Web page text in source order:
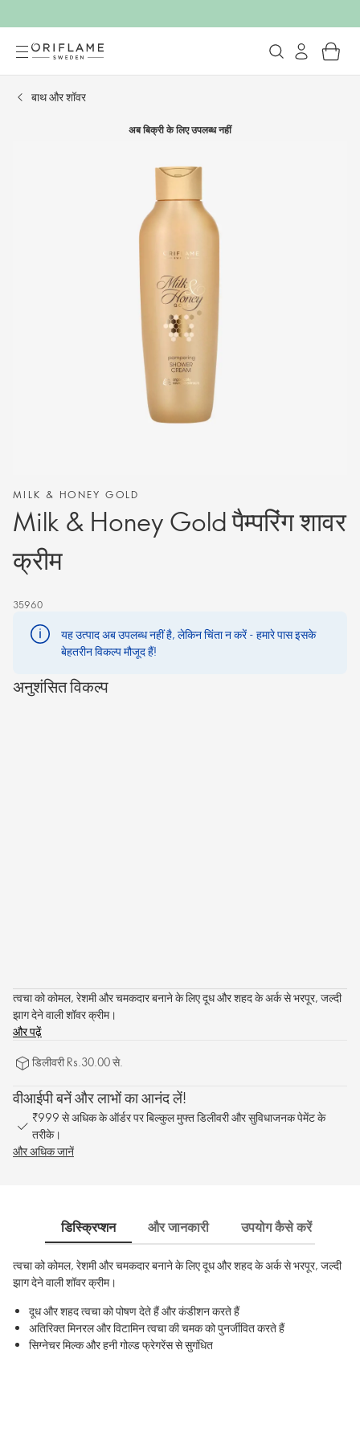
बाथ और शॉवर
अब बिक्री के लिए उपलब्ध नहीं
MILK & HONEY GOLD
Milk & Honey Gold पैम्परिंग शावर
क्रीम
35960
यह उत्पाद अब उपलब्ध नहीं है, लेकिन चिंता न करें - हमारे पास इसके
बेहतरीन विकल्प मौजूद हैं!
अनुशंसित विकल्प
त्वचा को कोमल, रेशमी और चमकदार बनाने के लिए दूध और शहद के अर्क से भरपूर, जल्दी
झाग देने वाली शॉवर क्रीम।
और पढ़ें
डिलीवरी Rs.30.00 से.
वीआईपी बनें और लाभों का आनंद लें!
₹999 से अधिक के ऑर्डर पर बिल्कुल मुफ्त डिलीवरी और सुविधाजनक पेमेंट के
तरीके।
और अधिक जानें
डिस्क्रिप्शन और जानकारी उपयोग कैसे करें
त्वचा को कोमल, रेशमी और चमकदार बनाने के लिए दूध और शहद के अर्क से भरपूर, जल्दी
झाग देने वाली शॉवर क्रीम।
दूध और शहद त्वचा को पोषण देते हैं और कंडीशन करते हैं
अतिरिक्त मिनरल और विटामिन त्वचा की चमक को पुनर्जीवित करते हैं
सिग्नेचर मिल्क और हनी गोल्ड फ्रेगरेंस से सुगंधित